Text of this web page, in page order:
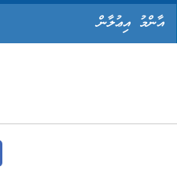
އާންމު އިޢުލާން